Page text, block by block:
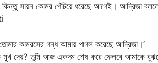
সায়ন কোমর পেঁচিয়ে ধরেছে আগেই। আদ্রিজা
কামরসের গন্ধ আমায় পাগল করেছে আদ্রিজা।’
মুখ দেয়? তুমি আজ একদম শেষ করে ফেলবে আমাকে